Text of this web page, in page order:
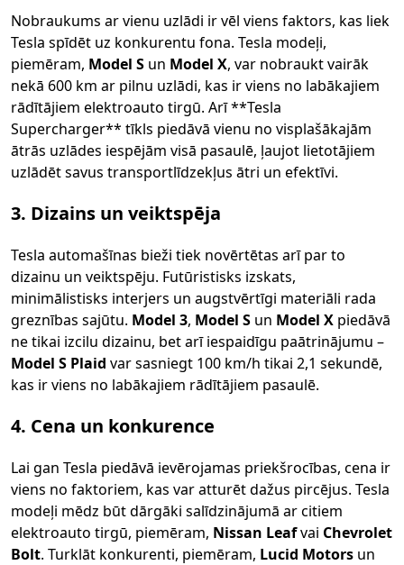
Nobraukums ar vienu uzlādi ir vēl viens faktors, kas liek
Tesla spīdēt uz konkurentu fona. Tesla modeļi,
piemēram, Model S un Model X, var nobraukt vairāk
nekā 600 km ar pilnu uzlādi, kas ir viens no labākajiem
rādītājiem elektroauto tirgū. Arī **Tesla
Supercharger** tīkls piedāvā vienu no visplašākajām
ātrās uzlādes iespējām visā pasaulē, ļaujot lietotājiem
uzlādēt savus transportlīdzekļus ātri un efektīvi.
3. Dizains un veiktspēja
Tesla automašīnas bieži tiek novērtētas arī par to
dizainu un veiktspēju. Futūristisks izskats,
minimālistisks interjers un augstvērtīgi materiāli rada
greznības sajūtu. Model 3, Model S un Model X piedāvā
ne tikai izcilu dizainu, bet arī iespaidīgu paātrinājumu –
Model S Plaid var sasniegt 100 km/h tikai 2,1 sekundē,
kas ir viens no labākajiem rādītājiem pasaulē.
4. Cena un konkurence
Lai gan Tesla piedāvā ievērojamas priekšrocības, cena ir
viens no faktoriem, kas var atturēt dažus pircējus. Tesla
modeļi mēdz būt dārgāki salīdzinājumā ar citiem
elektroauto tirgū, piemēram, Nissan Leafvai Chevrolet
Bolt. Turklāt konkurenti, piemēram, Lucid Motors un